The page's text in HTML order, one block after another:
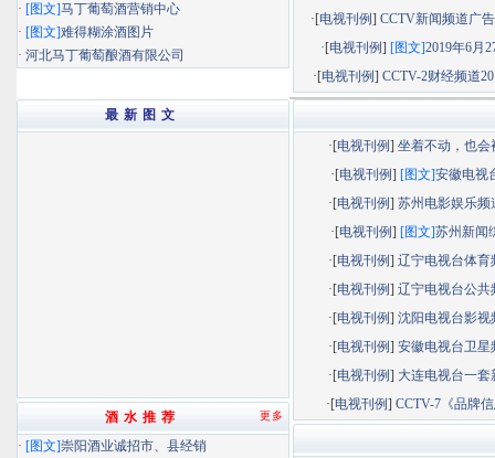
·[电视刊例]CCTV新闻频道广
·[电视刊例] [图文]2019年6月
·[电视刊例] CCTV-2财经频道
· [图文]马丁葡萄酒营销中心
· [图文]难得糊涂酒图片
· 河北马丁葡萄酿酒有限公司
·[电视刊例]坐着不动，也会
·[电视刊例] [图文]安徽电视
·[电视刊例]苏州电影娱乐频
·[电视刊例] [图文]苏州新闻
·[电视刊例]辽宁电视台体育
·[电视刊例]辽宁电视台公共
·[电视刊例]沈阳电视台影视
·[电视刊例]安徽电视台卫星
·[电视刊例] 大连电视台一套
·[电视刊例] CCTV-7《品牌
最 新 图 文
更多
酒 水 推 荐
· [图文]崇阳酒业诚招市、县经销